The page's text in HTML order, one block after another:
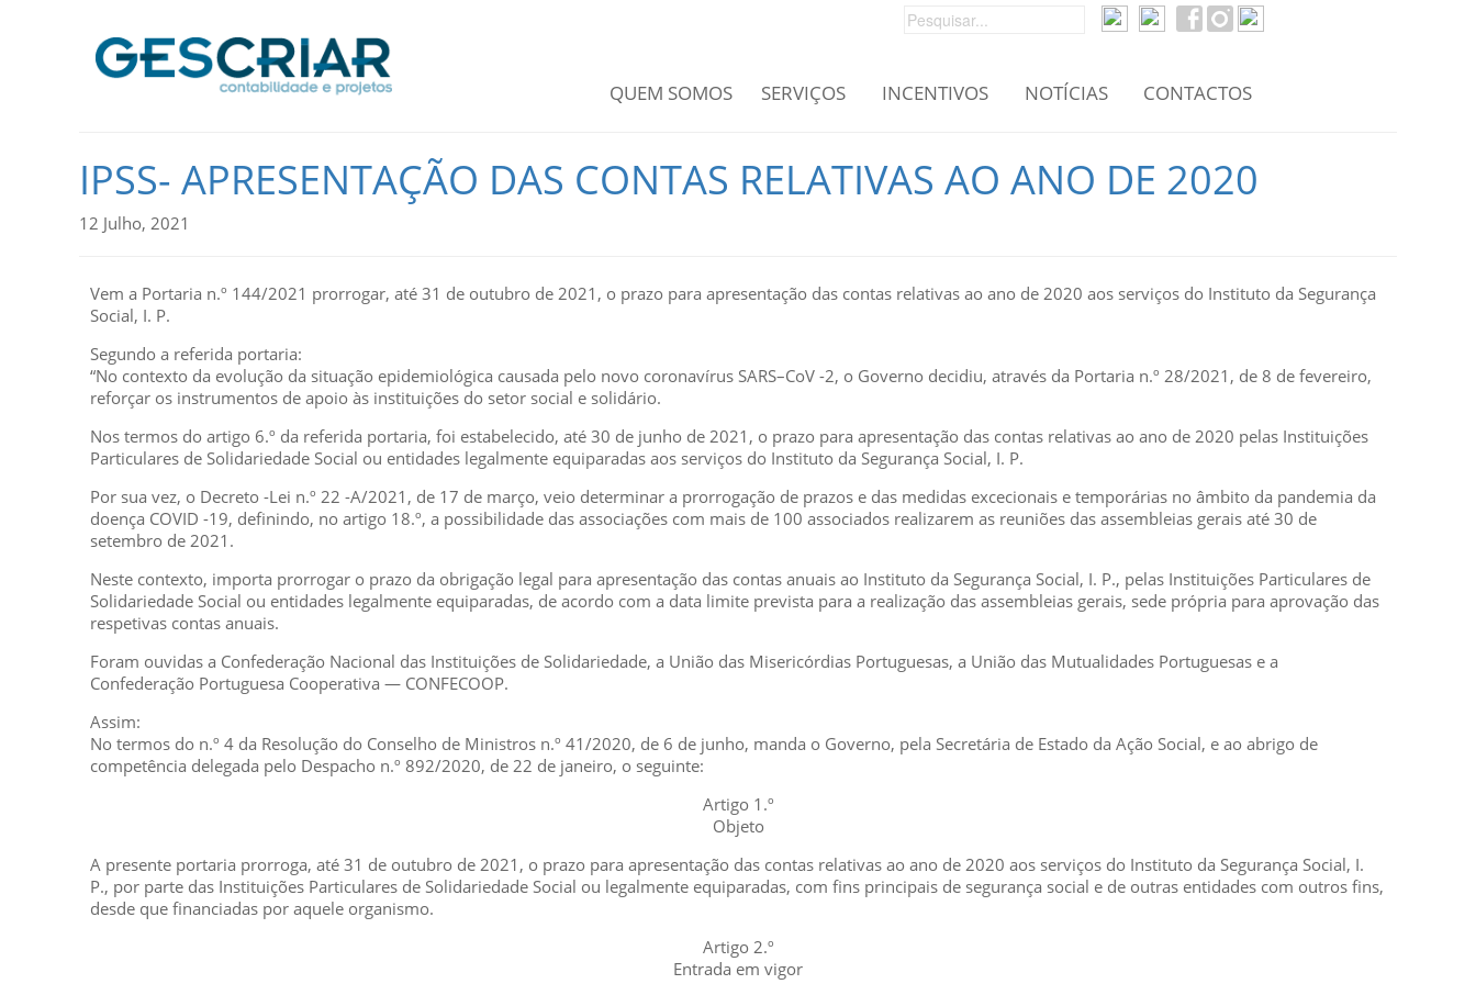
CONTACTOS
NOTÍCIAS
INCENTIVOS
SERVIÇOS
QUEM SOMOS
IPSS- APRESENTAÇÃO DAS CONTAS RELATIVAS AO ANO DE 2020
12 Julho, 2021
Vem a Portaria n.º 144/2021 prorrogar, até 31 de outubro de 2021, o prazo para apresentação das contas relativas ao ano de 2020 aos serviços do Instituto da Segurança
Social, I. P.
Segundo a referida portaria:
“No contexto da evolução da situação epidemiológica causada pelo novo coronavírus SARS–CoV -2, o Governo decidiu, através da Portaria n.º 28/2021, de 8 de fevereiro,
reforçar os instrumentos de apoio às instituições do setor social e solidário.
Nos termos do artigo 6.º da referida portaria, foi estabelecido, até 30 de junho de 2021, o prazo para apresentação das contas relativas ao ano de 2020 pelas Instituições
Particulares de Solidariedade Social ou entidades legalmente equiparadas aos serviços do Instituto da Segurança Social, I. P.
Por sua vez, o Decreto -Lei n.º 22 -A/2021, de 17 de março, veio determinar a prorrogação de prazos e das medidas excecionais e temporárias no âmbito da pandemia da
doença COVID -19, definindo, no artigo 18.º, a possibilidade das associações com mais de 100 associados realizarem as reuniões das assembleias gerais até 30 de
setembro de 2021.
Neste contexto, importa prorrogar o prazo da obrigação legal para apresentação das contas anuais ao Instituto da Segurança Social, I. P., pelas Instituições Particulares de
Solidariedade Social ou entidades legalmente equiparadas, de acordo com a data limite prevista para a realização das assembleias gerais, sede própria para aprovação das
respetivas contas anuais.
Foram ouvidas a Confederação Nacional das Instituições de Solidariedade, a União das Misericórdias Portuguesas, a União das Mutualidades Portuguesas e a
Confederação Portuguesa Cooperativa — CONFECOOP.
Assim:
No termos do n.º 4 da Resolução do Conselho de Ministros n.º 41/2020, de 6 de junho, manda o Governo, pela Secretária de Estado da Ação Social, e ao abrigo de
competência delegada pelo Despacho n.º 892/2020, de 22 de janeiro, o seguinte:
Artigo 1.º
Objeto
A presente portaria prorroga, até 31 de outubro de 2021, o prazo para apresentação das contas relativas ao ano de 2020 aos serviços do Instituto da Segurança Social, I.
P., por parte das Instituições Particulares de Solidariedade Social ou legalmente equiparadas, com fins principais de segurança social e de outras entidades com outros fins,
desde que financiadas por aquele organismo.
Artigo 2.º
Entrada em vigor